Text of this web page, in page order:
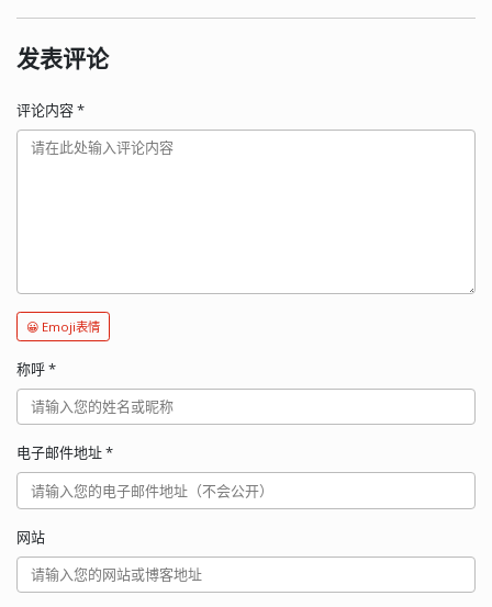
发表评论
评论内容*
😀 Emoji表情
称呼*
电子邮件地址*
网站